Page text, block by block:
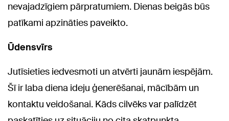
nevajadzīgiem pārpratumiem. Dienas beigās būs
patīkami apzināties paveikto.
Ūdensvīrs
Jutīsieties iedvesmoti un atvērti jaunām iespējām.
Šī ir laba diena ideju ģenerēšanai, mācībām un
kontaktu veidošanai. Kāds cilvēks var palīdzēt